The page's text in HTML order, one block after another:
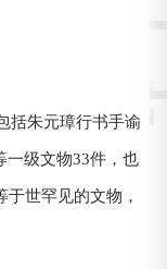
括朱元璋行书手谕
一级文物33件，也
世罕见的文物，